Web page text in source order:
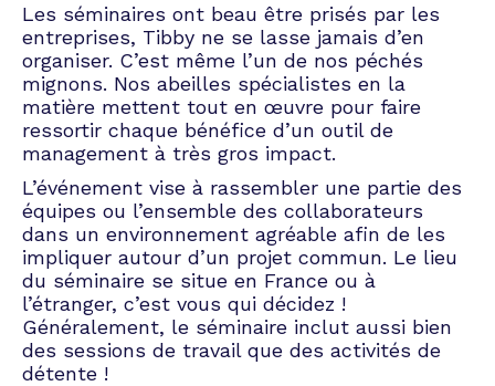
Les séminaires ont beau être prisés par les
entreprises, Tibby ne se lasse jamais d’en
organiser. C’est même l’un de nos péchés
mignons. Nos abeilles spécialistes en la
matière mettent tout en œuvre pour faire
ressortir chaque bénéfice d’un outil de
management à très gros impact.
L’événement vise à rassembler une partie des
équipes ou l’ensemble des collaborateurs
dans un environnement agréable afin de les
impliquer autour d’un projet commun. Le lieu
du séminaire se situe en France ou à
l’étranger, c’est vous qui décidez !
Généralement, le séminaire inclut aussi bien
des sessions de travail que des activités de
détente !